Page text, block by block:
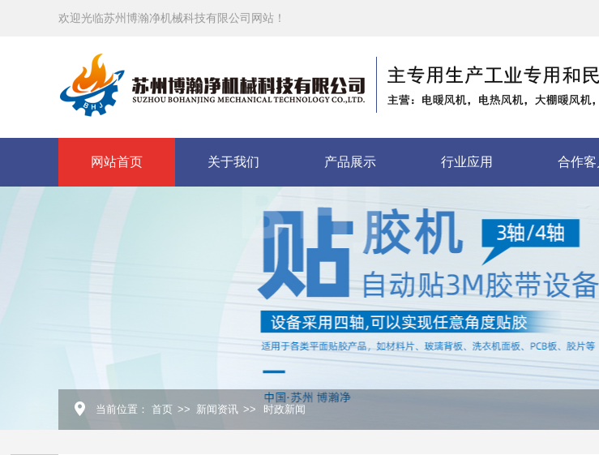
欢迎光临苏州博瀚净机械科技有限公司网站！
网站首页 关于我们 产品展示 行业应用 合作客
当前位置： 首页 >> 新闻资讯 >> 时政新闻